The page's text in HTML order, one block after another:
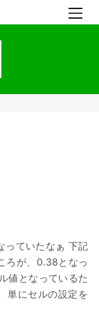
っていたなぁ 下記
ろが、0.38となっ
値となっているた
単にセルの設定を